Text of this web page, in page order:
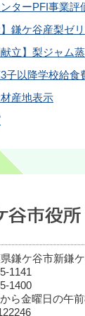
ターPFI事業評
】鎌ケ谷産梨ゼ
献立】梨ジャム
子以降学校給食
産地表示
鎌ケ谷市新鎌
1141
1400
ら金曜日の午